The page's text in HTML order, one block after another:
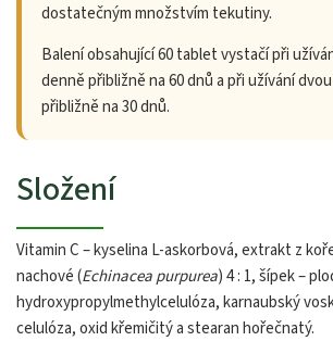
dostatečným množstvím tekutiny.
Balení obsahující 60 tablet vystačí při
denně přibližně na 60 dnů a při užívání
přibližně na 30 dnů.
Složení
Vitamin C – kyselina L-askorbová, extrakt z
nachové (Echinacea purpurea) 4 : 1, šípek –
hydroxypropylmethylcelulóza, karnaubský
celulóza, oxid křemičitý a stearan hořečnatý.